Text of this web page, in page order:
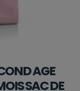
AGE
SAC DE